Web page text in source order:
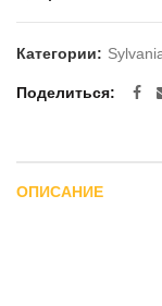
Категории:
Поделиться
ОПИСАНИЕ